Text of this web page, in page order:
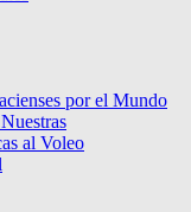
por el Mundo
al Voleo